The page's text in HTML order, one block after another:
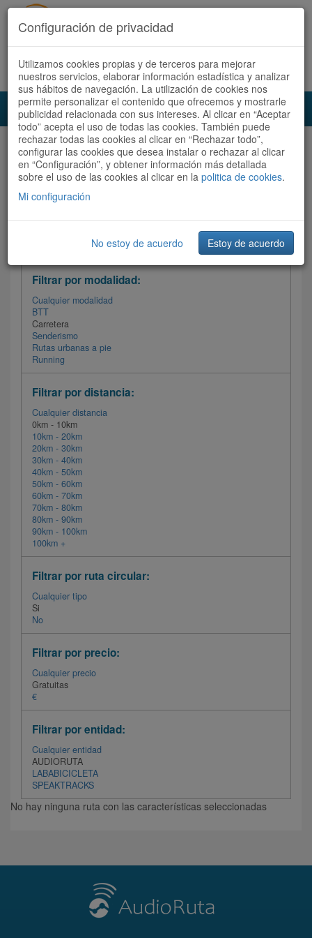
Acceder Registrate ahora Español | Català
Audioruta Todas las rutas
Todas las rutas Ordenar por:Más recientes
Filtrar las rutas
Filtrar por modalidad:
Cualquier modalidad
BTT
Carretera
Senderismo
Rutas urbanas a pie
Running
Filtrar por distancia:
Cualquier distancia
0km - 10km
10km - 20km
20km - 30km
30km - 40km
40km - 50km
50km - 60km
60km - 70km
70km - 80km
80km - 90km
90km - 100km
100km +
Filtrar por ruta circular:
Cualquier tipo
Si
No
Filtrar por precio:
Cualquier precio
Gratuitas
€
Filtrar por entidad:
Cualquier entidad
AUDIORUTA
LABABICICLETA
SPEAKTRACKS
No hay ninguna ruta con las características seleccionadas
Configuración de privacidad
Utilizamos cookies propias y de terceros para mejorar
nuestros servicios, elaborar información estadística y analizar
sus hábitos de navegación. La utilización de cookies nos
permite personalizar el contenido que ofrecemos y mostrarle
publicidad relacionada con sus intereses. Al clicar en “Aceptar
todo” acepta el uso de todas las cookies. También puede
rechazar todas las cookies al clicar en “Rechazar todo”,
configurar las cookies que desea instalar o rechazar al clicar
en “Configuración”, y obtener información más detallada
sobre el uso de las cookies al clicar en la politica de cookies.
Mi configuración
No estoy de acuerdo Estoy de acuerdo